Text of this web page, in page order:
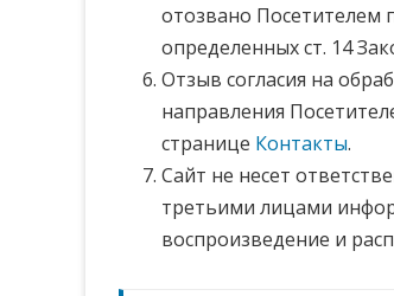
отозвано Посетителем
определенных ст. 14
Отзыв согласия на
направления
странице Контакты.
Сайт не несет
третьими лицами
воспроизведение и